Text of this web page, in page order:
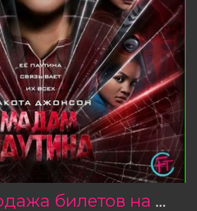
Открыта продажа билетов на фильм «Мадам Паутина»